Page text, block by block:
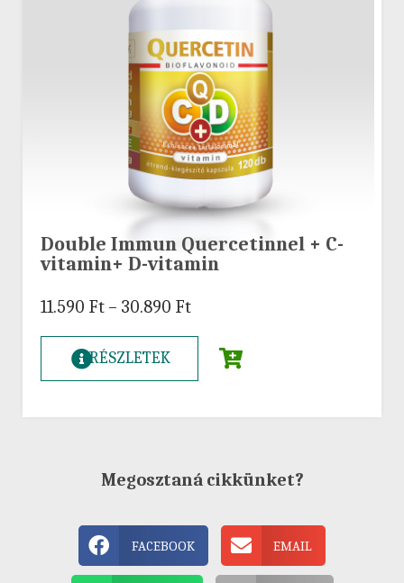
Double Immun Quercetinnel + C-
vitamin+ D-vitamin
11.590 Ft – 30.890 Ft
RÉSZLETEK
Megosztaná cikkünket?
FACEBOOK EMAIL